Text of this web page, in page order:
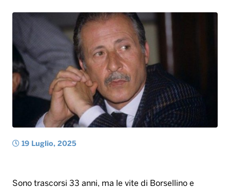
Leggerissime
Speciale Astrabilia 2026
Gallery
19 Luglio, 2025
Sono trascorsi 33 anni, ma le vite di Borsellino e